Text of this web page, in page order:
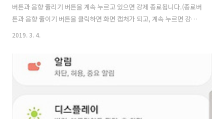
버튼과 음향 줄리기 버튼을 계속 누르고 있으면 강제 종료됩니다.(종료버
튼과 음향 줄이기 버튼을 클릭하면 화면 캡처가 되고, 계속 누르면 강제
종료되는점 유의하세요.)
2019. 3. 4.